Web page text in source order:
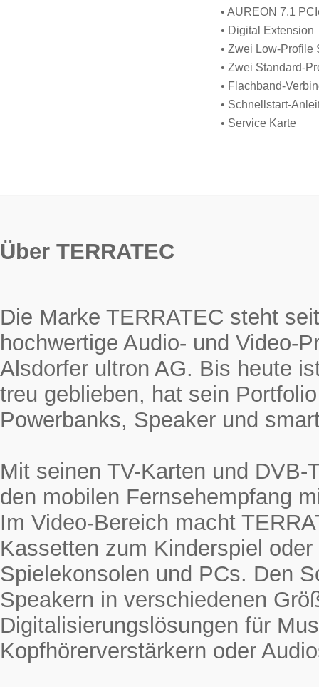
• AUREON 7.1
• Digital Extension
• Zwei Low-Profile
• Zwei Standard-
• Flachband-
• Schnellstart-
• Service Karte
Über TERRATEC
Die Marke TERRATEC steht
hochwertige Audio- und Video-
Alsdorfer ultron AG. Bis heute
treu geblieben, hat sein
Powerbanks, Speaker und
Mit seinen TV-Karten und
den mobilen Fernsehempfang
Im Video-Bereich macht
Kassetten zum Kinderspiel
Spielekonsolen und PCs. Den
Speakern in verschiedenen
Digitalisierungslösungen für
Kopfhörerverstärkern oder